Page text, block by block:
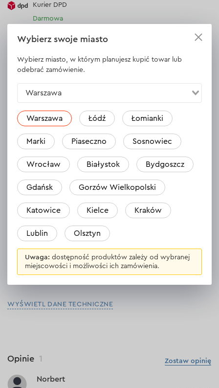
Kurier DPD
Darmowa
30 dni na zwrot (towaru)
Płatności online (Blik, przelew online, płatność kartą, Google
Pay, Apple Pay, raty oraz płatności odroczone)
Płatność na rachunek bieżący (przelew tradycyjny)
Płatność przy odbiorze w sklepie
Dane Techniczne
Klasyfikacja Profit
Długość 1200 mm
Dokładność 0.5 mm/m
Obecność magnesu
Linijka wzdłuż poziomnicy jest
WYŚWIETL DANE TECHNICZNE
Zostaw opinię
Opinie 1
Norbert
Wybierz swoje miasto
Wybierz miasto, w którym planujesz kupić towar lub
odebrać zamówienie.
Warszawa
Warszawa Łódź Łomianki
Marki Piaseczno Sosnowiec
Wrocław Białystok Bydgoszcz
Gdańsk Gorzów Wielkopolski
Katowice Kielce Kraków
Lublin Olsztyn
Uwaga: dostępność produktów zależy od wybranej
miejscowości i możliwości ich zamówienia.